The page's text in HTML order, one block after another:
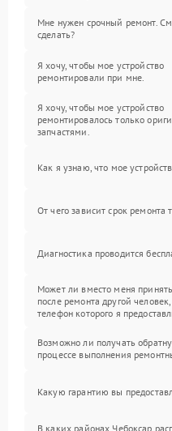
Мне нужен срочный ремонт.
сделать?
Я хочу, чтобы мое устройство
ремонтировали при мне.
Я хочу, чтобы мое устройство
ремонтировалось только
запчастями.
Как я узнаю, что мое
От чего зависит срок ремонта
Диагностика проводится
Может ли вместо меня
после ремонта другой
телефон которого я
Возможно ли получать
процессе выполнения
Какую гарантию вы
В каких районах Чебоксар